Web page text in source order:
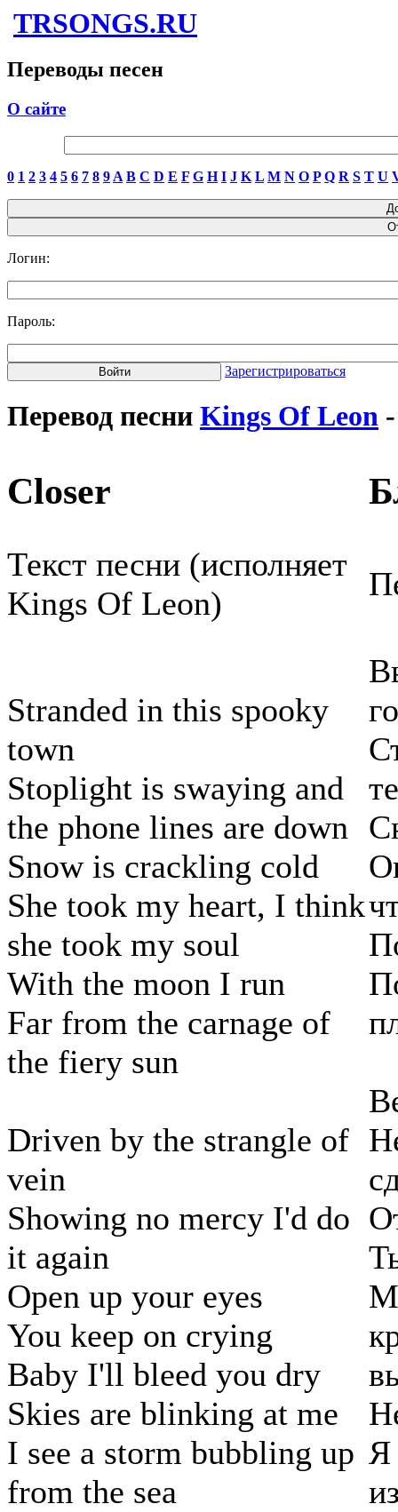
TRSONGS.RU
Переводы песен
О сайте
0 1 2 3 4 5 6 7 8 9 A B C D E F G H I J K L M N O P Q R S T U
Логин:
Пароль:
Зарегистрироваться
Перевод песни Kings Of Leon
Closer
Текст песни (исполняет
Kings Of Leon)
Stranded in this spooky
town
Stoplight is swaying and
the phone lines are down
Snow is crackling cold
She took my heart, I think
she took my soul
With the moon I run
Far from the carnage of
the fiery sun
Driven by the strangle of
vein
Showing no mercy I'd do
it again
Open up your eyes
You keep on crying
Baby I'll bleed you dry
Skies are blinking at me
I see a storm bubbling up
from the sea
Я